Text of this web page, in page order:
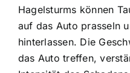
Hagelsturms können
auf das Auto prasseln
hinterlassen. Die
das Auto treffen,